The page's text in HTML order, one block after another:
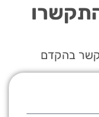
קשר בהקדם